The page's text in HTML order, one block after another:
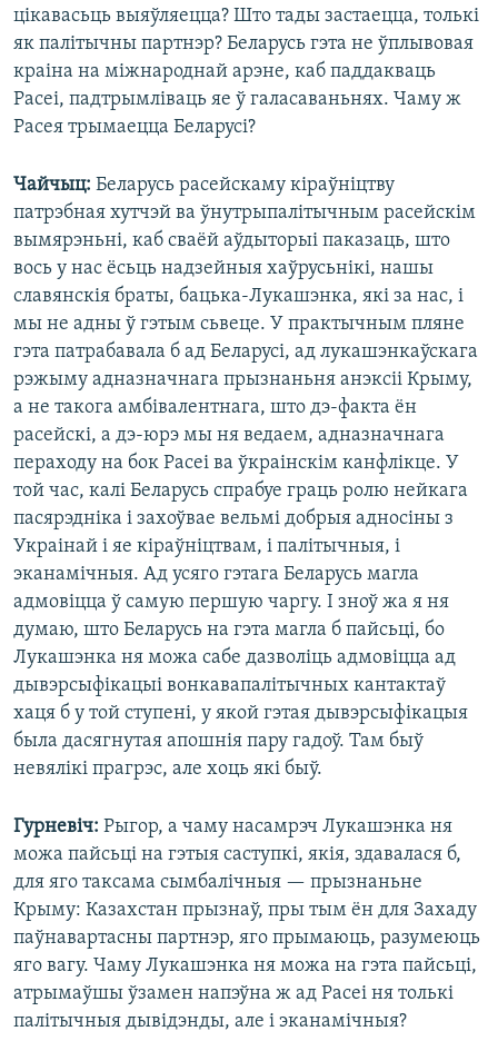
цікавасьць выяўляецца? Што тады застаецца, толькі
як палітычны партнэр? Беларусь гэта не ўплывовая
краіна на міжнароднай арэне, каб паддакваць
Расеі, падтрымліваць яе ў галасаваньнях. Чаму ж
Расея трымаецца Беларусі?
Чайчыц: Беларусь расейскаму кіраўніцтву
патрэбная хутчэй ва ўнутрыпалітычным расейскім
вымярэньні, каб сваёй аўдыторыі паказаць, што
вось у нас ёсьць надзейныя хаўрусьнікі, нашы
славянскія браты, бацька-Лукашэнка, які за нас, і
мы не адны ў гэтым сьвеце. У практычным пляне
гэта патрабавала б ад Беларусі, ад лукашэнкаўскага
рэжыму адназначнага прызнаньня анэксіі Крыму,
а не такога амбівалентнага, што дэ-факта ён
расейскі, а дэ-юрэ мы ня ведаем, адназначнага
пераходу на бок Расеі ва ўкраінскім канфлікце. У
той час, калі Беларусь спрабуе граць ролю нейкага
пасярэдніка і захоўвае вельмі добрыя адносіны з
Украінай і яе кіраўніцтвам, і палітычныя, і
эканамічныя. Ад усяго гэтага Беларусь магла
адмовіцца ў самую першую чаргу. І зноў жа я ня
думаю, што Беларусь на гэта магла б пайсьці, бо
Лукашэнка ня можа сабе дазволіць адмовіцца ад
дывэрсыфікацыі вонкавапалітычных кантактаў
хаця б у той ступені, у якой гэтая дывэрсыфікацыя
была дасягнутая апошнія пару гадоў. Там быў
невялікі прагрэс, але хоць які быў.
Гурневіч: Рыгор, а чаму насамрэч Лукашэнка ня
можа пайсьці на гэтыя саступкі, якія, здавалася б,
для яго таксама сымбалічныя — прызнаньне
Крыму: Казахстан прызнаў, пры тым ён для Захаду
паўнавартасны партнэр, яго прымаюць, разумеюць
яго вагу. Чаму Лукашэнка ня можа на гэта пайсьці,
атрымаўшы ўзамен напэўна ж ад Расеі ня толькі
палітычныя дывідэнды, але і эканамічныя?